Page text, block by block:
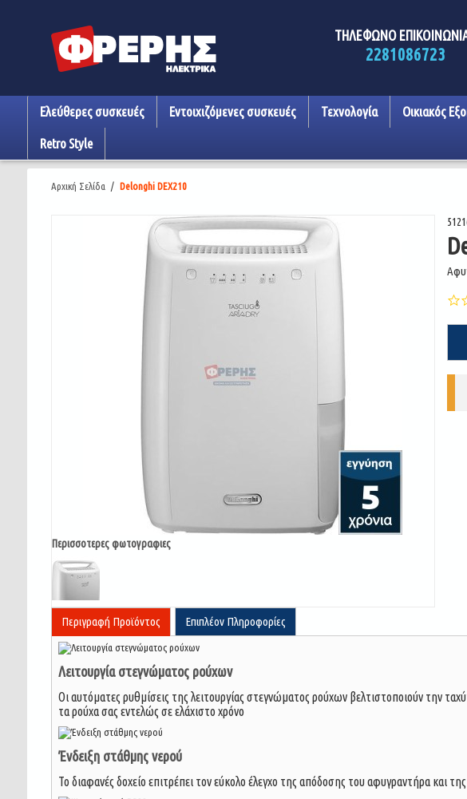
ΤΗΛΕΦΩΝΟ
2281086723
Ελεύθερες συσκευές Εντοιχιζόμενες συσκευές Τεχνολογία Οικιακός
Retro Style
Αρχική Σελίδα / Delonghi DEX210
Περισσοτερες φωτογραφιες
Περιγραφή Προϊόντος Επιπλέον Πληροφορίες
Λειτουργία στεγνώματος ρούχων
Οι αυτόματες ρυθμίσεις της λειτουργίας στεγνώματος ρούχων βελτιστοποιούν την
τα ρούχα σας εντελώς σε ελάχιστο χρόνο
Ένδειξη στάθμης νερού
Το διαφανές δοχείο επιτρέπει τον εύκολο έλεγχο της απόδοσης του αφυγραντήρα και